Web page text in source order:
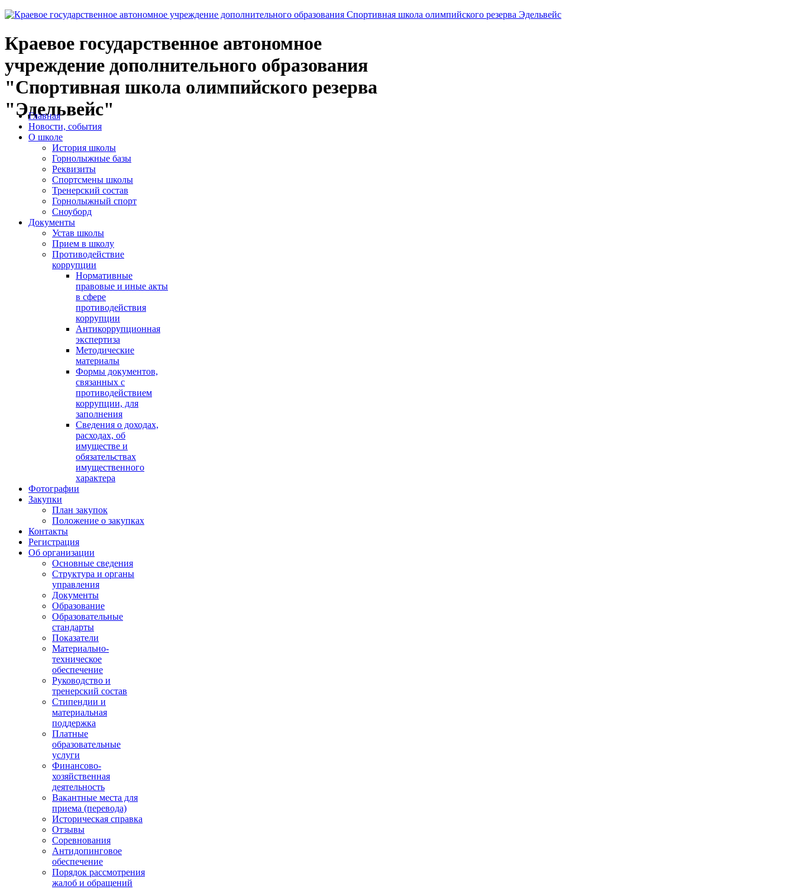
Краевое государственное автономное
учреждение дополнительного образования
"Спортивная школа олимпийского резерва
"Эдельвейс"
Главная
Новости, события
О школе
История школы
Горнолыжные базы
Реквизиты
Спортсмены школы
Тренерский состав
Горнолыжный спорт
Сноуборд
Документы
Устав школы
Прием в школу
Противодействие
коррупции
Нормативные
правовые и иные акты
в сфере
противодействия
коррупции
Антикоррупционная
экспертиза
Методические
материалы
Формы документов,
связанных с
противодействием
коррупции, для
заполнения
Сведения о доходах,
расходах, об
имуществе и
обязательствах
имущественного
характера
Фотографии
Закупки
План закупок
Положение о закупках
Контакты
Регистрация
Об организации
Основные сведения
Структура и органы
управления
Документы
Образование
Образовательные
стандарты
Показатели
Материально-
техническое
обеспечение
Руководство и
тренерский состав
Стипендии и
материальная
поддержка
Платные
образовательные
услуги
Финансово-
хозяйственная
деятельность
Вакантные места для
приема (перевода)
Историческая справка
Отзывы
Соревнования
Антидопинговое
обеспечение
Порядок рассмотрения
жалоб и обращений